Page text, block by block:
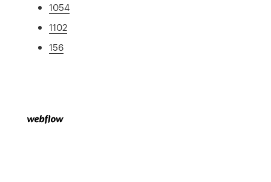
1054
1102
156